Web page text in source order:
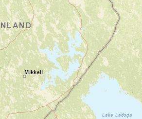
Jour 1
Bienvenue en Turquie !
Istanbul - Izmir - Selçuk